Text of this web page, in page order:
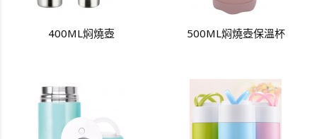
400ML焖燒壺 500ML焖燒壺保溫杯